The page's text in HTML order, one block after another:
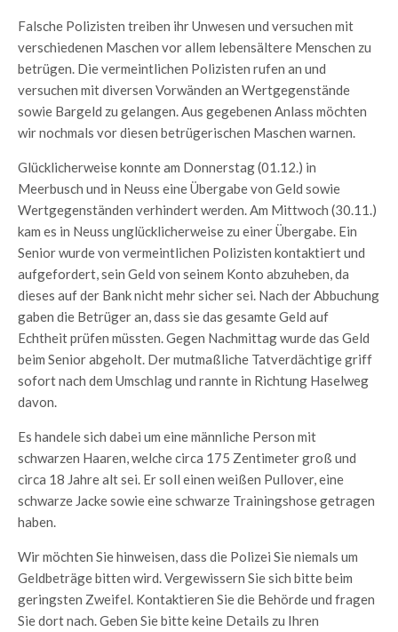
Falsche Polizisten treiben ihr Unwesen und versuchen mit
verschiedenen Maschen vor allem lebensältere Menschen zu
betrügen. Die vermeintlichen Polizisten rufen an und
versuchen mit diversen Vorwänden an Wertgegenstände
sowie Bargeld zu gelangen. Aus gegebenen Anlass möchten
wir nochmals vor diesen betrügerischen Maschen warnen.
Glücklicherweise konnte am Donnerstag (01.12.) in
Meerbusch und in Neuss eine Übergabe von Geld sowie
Wertgegenständen verhindert werden. Am Mittwoch (30.11.)
kam es in Neuss unglücklicherweise zu einer Übergabe. Ein
Senior wurde von vermeintlichen Polizisten kontaktiert und
aufgefordert, sein Geld von seinem Konto abzuheben, da
dieses auf der Bank nicht mehr sicher sei. Nach der Abbuchung
gaben die Betrüger an, dass sie das gesamte Geld auf
Echtheit prüfen müssten. Gegen Nachmittag wurde das Geld
beim Senior abgeholt. Der mutmaßliche Tatverdächtige griff
sofort nach dem Umschlag und rannte in Richtung Haselweg
davon.
Es handele sich dabei um eine männliche Person mit
schwarzen Haaren, welche circa 175 Zentimeter groß und
circa 18 Jahre alt sei. Er soll einen weißen Pullover, eine
schwarze Jacke sowie eine schwarze Trainingshose getragen
haben.
Wir möchten Sie hinweisen, dass die Polizei Sie niemals um
Geldbeträge bitten wird. Vergewissern Sie sich bitte beim
geringsten Zweifel. Kontaktieren Sie die Behörde und fragen
Sie dort nach. Geben Sie bitte keine Details zu Ihren